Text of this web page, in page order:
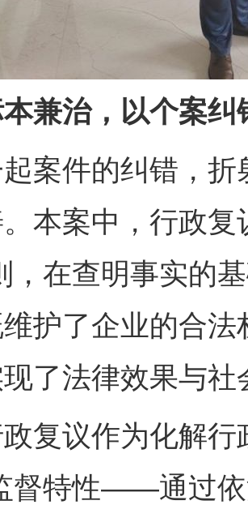
治，以个案纠
件的纠错，折
本案中，行政
，在查明事实的
护了企业的合
了法律效果与
议作为化解行
督特性——通过